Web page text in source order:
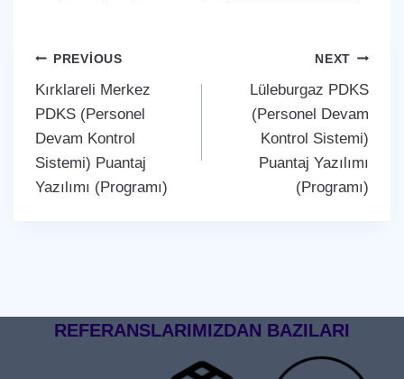
Yazı
gezinmesi
PREVIOUS
Kırklareli Merkez
PDKS (Personel
Devam Kontrol
Sistemi) Puantaj
Yazılımı (Programı)
NEXT
Lüleburgaz PDKS
(Personel Devam
Kontrol Sistemi)
Puantaj Yazılımı
(Programı)
REFERANSLARIMIZDAN BAZILARI